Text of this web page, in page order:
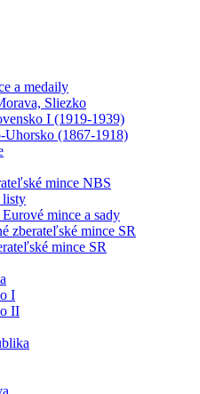
a medaily
Sliezko
I (1919-1939)
Uhorsko (1867-1918)
mince NBS
listy
Eurové mince a sady
zberateľské mince SR
mince SR
I
II